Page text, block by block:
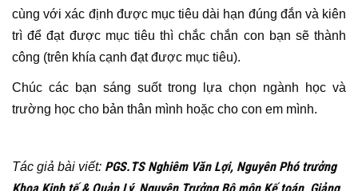
cùng với xác định được mục tiêu dài hạn đúng đắn và kiên
trì để đạt được mục tiêu thì chắc chắn con bạn sẽ thành
công (trên khía cạnh đạt được mục tiêu).
Chúc các bạn sáng suốt trong lựa chọn ngành học và
trường học cho bản thân mình hoặc cho con em mình.
Tác giả bài viết: PGS.TS Nghiêm Văn Lợi, Nguyên Phó trưởng